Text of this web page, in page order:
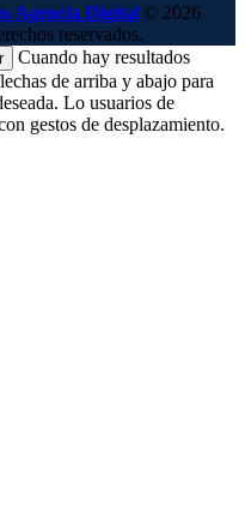
Agencia Digital © 2026
reservados.
Cuando hay resultados
de arriba y abajo para
Lo usuarios de
gestos de desplazamiento.